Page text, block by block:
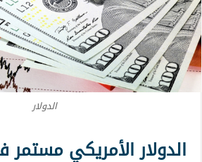
الدولار
الدولار الأمريكي